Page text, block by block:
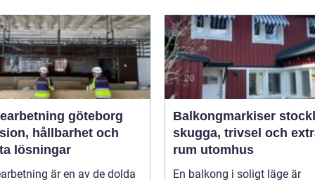
göteborg
hållbarhet och
lösningar
är en av de dolda
Balkongmarkiser
skugga, trivsel och
rum utomhus
En balkong i soligt läge är